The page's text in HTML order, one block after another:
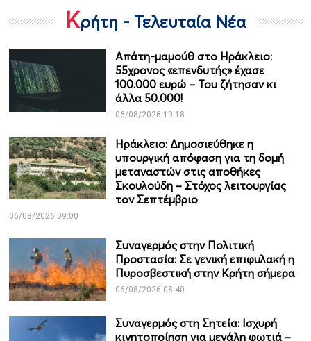
Κρήτη - Τελευταία Νέα
Απάτη-μαμούθ στο Ηράκλειο:
55χρονος «επενδυτής» έχασε
100.000 ευρώ – Του ζήτησαν κι
άλλα 50.000!
06/08/2026 10:18
Ηράκλειο: Δημοσιεύθηκε η
υπουργική απόφαση για τη δομή
μεταναστών στις αποθήκες
Σκουλούδη – Στόχος λειτουργίας
τον Σεπτέμβριο
06/08/2026 09:00
Συναγερμός στην Πολιτική
Προστασία: Σε γενική επιφυλακή η
Πυροσβεστική στην Κρήτη σήμερα
06/08/2026 08:40
Συναγερμός στη Σητεία: Ισχυρή
κινητοποίηση για μεγάλη φωτιά –